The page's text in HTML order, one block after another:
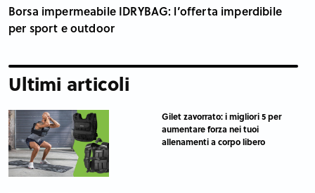
Borsa impermeabile IDRYBAG: l’offerta imperdibile
per sport e outdoor
Ultimi articoli
Gilet zavorrato: i migliori 5 per
aumentare forza nei tuoi
allenamenti a corpo libero